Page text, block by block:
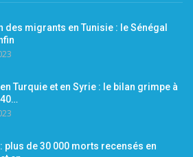
des migrants en Tunisie : le Sénégal
Turquie et en Syrie : le bilan grimpe à
plus de 30 000 morts recensés en